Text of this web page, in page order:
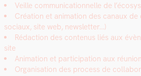
Veille com­mu­ni­ca­tion­nelle de
Créa­tion et ani­ma­tion des canaux de
soci­aux, site web, newslet­ter…)
Rédac­tion des con­tenus liés aux
site
Ani­ma­tion et par­tic­i­pa­tion aux
Organ­i­sa­tion des process de